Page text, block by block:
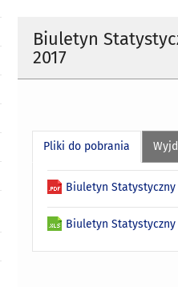
Biuletyn
2017
Pliki do pobrania
Biuletyn Statystyczny
Biuletyn Statystyczny